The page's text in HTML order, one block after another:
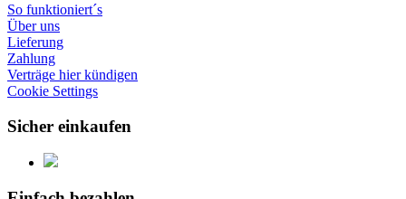
So funktioniert´s
Über uns
Lieferung
Zahlung
Verträge hier kündigen
Cookie Settings
Sicher einkaufen